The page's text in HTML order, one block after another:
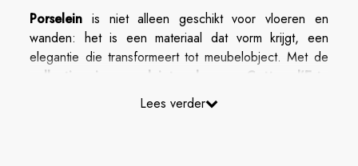
Porselein is niet alleen geschikt voor vloeren en
wanden: het is een materiaal dat vorm krijgt, een
elegantie die transformeert tot meubelobject. Met de
collecties in porseleintegels van Cotto d’Este
wordt elk element van je interieur — of het nu een
Lees verder